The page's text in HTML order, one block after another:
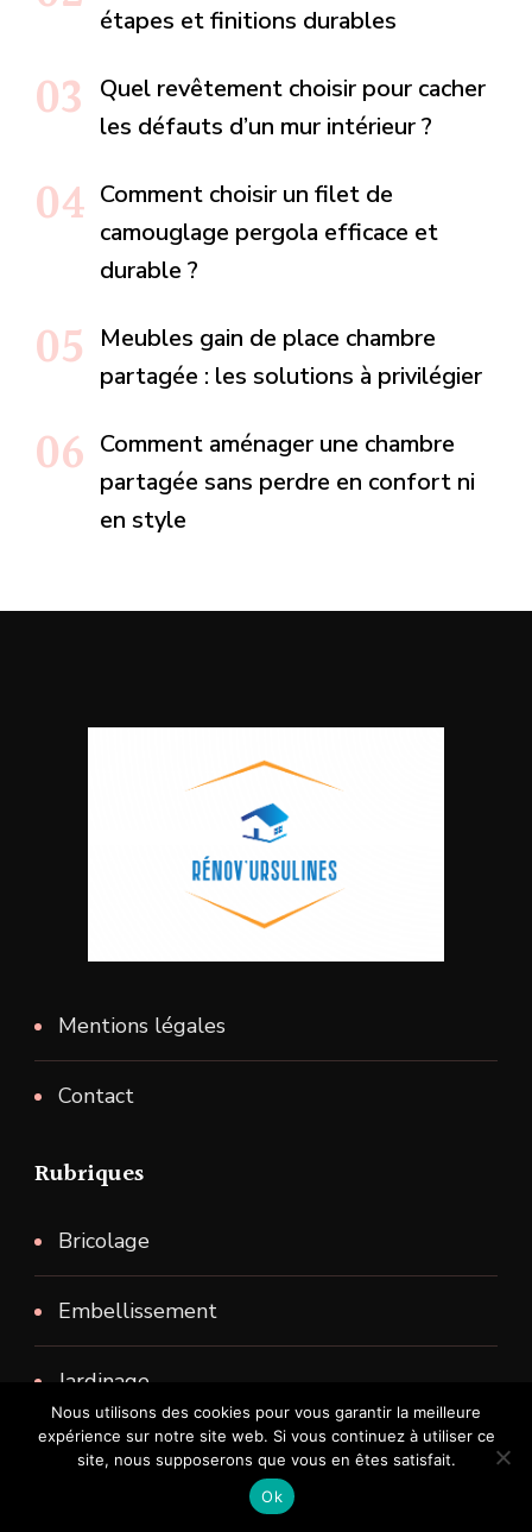
étapes et finitions durables
Quel revêtement choisir pour cacher
les défauts d’un mur intérieur ?
Comment choisir un filet de
camouglage pergola efficace et
durable ?
Meubles gain de place chambre
partagée : les solutions à privilégier
Comment aménager une chambre
partagée sans perdre en confort ni
en style
Mentions légales
Contact
Rubriques
Bricolage
Embellissement
Jardinage
Maison
Nous utilisons des cookies pour vous garantir la meilleure
expérience sur notre site web. Si vous continuez à utiliser ce
site, nous supposerons que vous en êtes satisfait.
Ok